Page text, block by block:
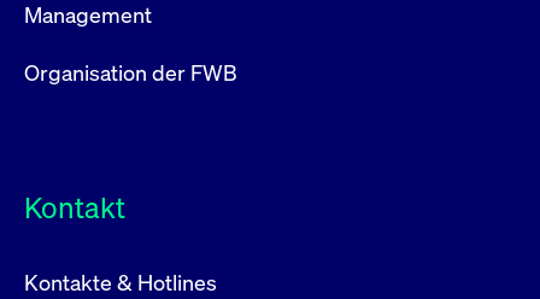
Management
Organisation der FWB
Kontakt
Kontakte & Hotlines